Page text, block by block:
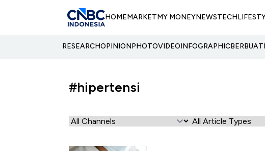
HOMEMARKETMY MONEYNEWSTECH
RESEARCHOPINIONPHOTOVIDEOINFOGRAPHIC
#hipertensi